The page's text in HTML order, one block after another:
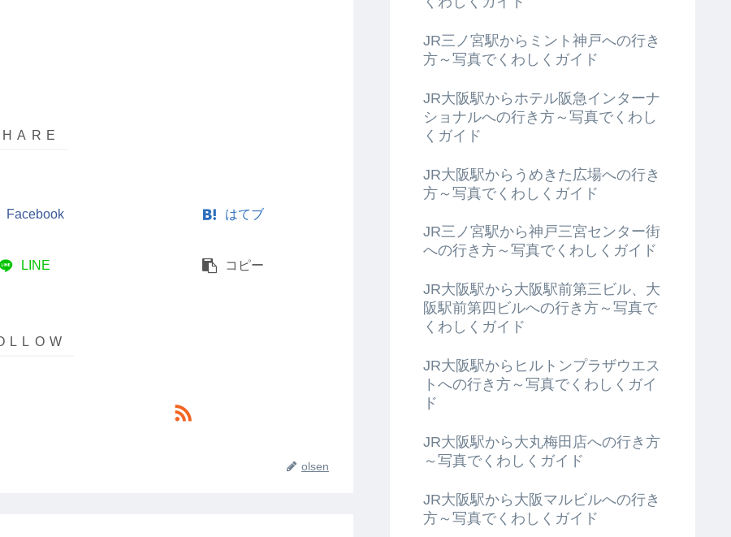
Facebook はてブ
LINE コピー
olsen
JR三ノ宮駅からミント神戸への行き
方～写真でくわしくガイド
JR大阪駅からホテル阪急インターナ
ショナルへの行き方～写真でくわし
くガイド
JR大阪駅からうめきた広場への行き
方～写真でくわしくガイド
JR三ノ宮駅から神戸三宮センター街
への行き方～写真でくわしくガイド
JR大阪駅から大阪駅前第三ビル、大
阪駅前第四ビルへの行き方～写真で
くわしくガイド
JR大阪駅からヒルトンプラザウエス
トへの行き方～写真でくわしくガイ
ド
JR大阪駅から大丸梅田店への行き方
～写真でくわしくガイド
JR大阪駅から大阪マルビルへの行き
方～写真でくわしくガイド